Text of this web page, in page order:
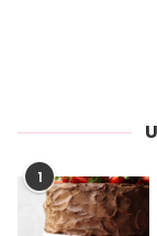
1